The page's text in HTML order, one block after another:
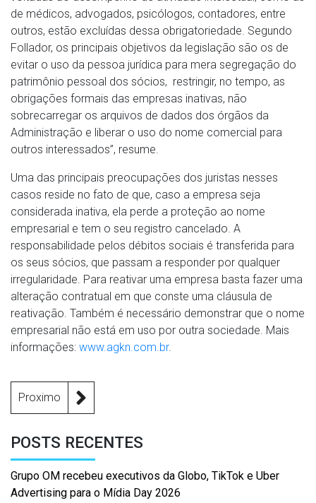
de médicos, advogados, psicólogos, contadores, entre
outros, estão excluídas dessa obrigatoriedade. Segundo
Follador, os principais objetivos da legislação são os de
evitar o uso da pessoa jurídica para mera segregação do
patrimônio pessoal dos sócios, restringir, no tempo, as
obrigações formais das empresas inativas, não
sobrecarregar os arquivos de dados dos órgãos da
Administração e liberar o uso do nome comercial para
outros interessados”, resume.
Uma das principais preocupações dos juristas nesses
casos reside no fato de que, caso a empresa seja
considerada inativa, ela perde a proteção ao nome
empresarial e tem o seu registro cancelado. A
responsabilidade pelos débitos sociais é transferida para
os seus sócios, que passam a responder por qualquer
irregularidade. Para reativar uma empresa basta fazer uma
alteração contratual em que conste uma cláusula de
reativação. Também é necessário demonstrar que o nome
empresarial não está em uso por outra sociedade. Mais
informações: www.agkn.com.br.
Proximo
POSTS RECENTES
Grupo OM recebeu executivos da Globo, TikTok e Uber
Advertising para o Mídia Day 2026